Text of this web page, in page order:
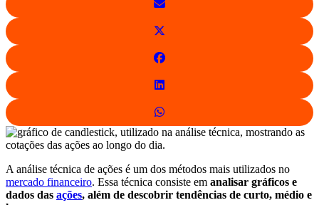
A análise técnica de ações é um dos métodos mais utilizados no
mercado financeiro. Essa técnica consiste em analisar gráficos e
dados das ações, além de descobrir tendências de curto, médio e